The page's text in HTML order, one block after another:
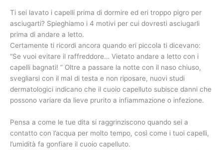
Ti sei lavato i capelli prima di dormire ed eri troppo pigro per
asciugarti? Spieghiamo i 4 motivi per cui dovresti asciugarli
prima di andare a letto.
Certamente ti ricordi ancora quando eri piccola ti dicevano:
“Se vuoi evitare il raffreddore… Vietato andare a letto con i
capelli bagnati! ” Oltre a passare la notte con il naso chiuso,
svegliarsi con il mal di testa e non riposare, nuovi studi
dermatologici indicano che il cuoio capelluto subisce danni che
possono variare da lieve prurito a infiammazione o infezione.
Pensa a come le tue dita si raggrinziscono quando sei a
contatto con l’acqua per molto tempo, così come i tuoi capelli,
l’umidità fa gonfiare il cuoio capelluto.